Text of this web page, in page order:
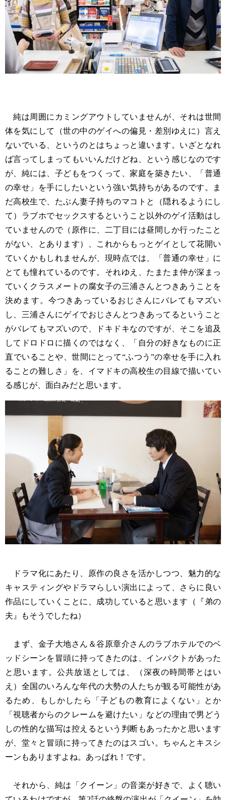
純は周囲にカミングアウトしていませんが、それは世間
体を気にして（世の中のゲイへの偏見・差別ゆえに）言え
ないでいる、というのとはちょっと違います。いざとなれ
ば言ってしまってもいいんだけどね、という感じなのです
が、純には、子どもをつくって、家庭を築きたい、「普通
の幸せ」を手にしたいという強い気持ちがあるのです。ま
だ高校生で、たぶん妻子持ちのマコトと（隠れるようにし
て）ラブホでセックスするということ以外のゲイ活動はし
ていませんので（原作に、二丁目には昼間しか行ったこと
がない、とあります）、これからもっとゲイとして花開い
ていくかもしれませんが、現時点では、「普通の幸せ」に
とても憧れているのです。それゆえ、たまたま仲が深まっ
ていくクラスメートの腐女子の三浦さんとつきあうことを
決めます。今つきあっているおじさんにバレてもマズい
し、三浦さんにゲイでおじさんとつきあってるということ
がバレてもマズいので、ドキドキなのですが、そこを追及
してドロドロに描くのではなく、「自分の好きなものに正
直でいることや、世間にとって“ふつう”の幸せを手に入れ
ることの難しさ」を、イマドキの高校生の目線で描いてい
る感じが、面白みだと思います。
ドラマ化にあたり、原作の良さを活かしつつ、魅力的な
キャスティングやドラマらしい演出によって、さらに良い
作品にしていくことに、成功していると思います（『弟の
夫』もそうでしたね）
まず、金子大地さん＆谷原章介さんのラブホテルでのベ
ッドシーンを冒頭に持ってきたのは、インパクトがあった
と思います。公共放送としては、（深夜の時間帯とはい
え）全国のいろんな年代の大勢の人たちが観る可能性があ
るため、もしかしたら「子どもの教育によくない」とか
「視聴者からのクレームを避けたい」などの理由で男どう
しの性的な描写は控えるという判断もあったかと思います
が、堂々と冒頭に持ってきたのはスゴい。ちゃんとキスシ
ーンもありますよね。あっぱれ！です。
それから、純は「クイーン」の音楽が好きで、よく聴い